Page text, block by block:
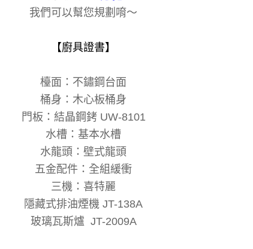
我們可以幫您規劃唷～
【廚具證書】
檯面：不鏽鋼台面
桶身：木心板桶身
門板：結晶鋼銬 UW-8101
水槽：基本水槽
水龍頭：壁式龍頭
五金配件：全組緩衝
三機：喜特麗
隱藏式排油煙機 JT-138A
玻璃瓦斯爐 JT-2009A